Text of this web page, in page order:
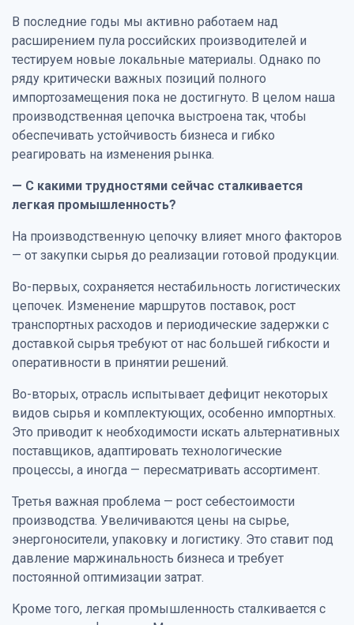
В последние годы мы активно работаем над
расширением пула российских производителей и
тестируем новые локальные материалы. Однако по
ряду критически важных позиций полного
импортозамещения пока не достигнуто. В целом наша
производственная цепочка выстроена так, чтобы
обеспечивать устойчивость бизнеса и гибко
реагировать на изменения рынка.
— С какими трудностями сейчас сталкивается
легкая промышленность?
На производственную цепочку влияет много факторов
— от закупки сырья до реализации готовой продукции.
Во-первых, сохраняется нестабильность логистических
цепочек. Изменение маршрутов поставок, рост
транспортных расходов и периодические задержки с
доставкой сырья требуют от нас большей гибкости и
оперативности в принятии решений.
Во-вторых, отрасль испытывает дефицит некоторых
видов сырья и комплектующих, особенно импортных.
Это приводит к необходимости искать альтернативных
поставщиков, адаптировать технологические
процессы, а иногда — пересматривать ассортимент.
Третья важная проблема — рост себестоимости
производства. Увеличиваются цены на сырье,
энергоносители, упаковку и логистику. Это ставит под
давление маржинальность бизнеса и требует
постоянной оптимизации затрат.
Кроме того, легкая промышленность сталкивается с